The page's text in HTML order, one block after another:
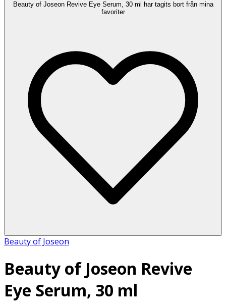
Beauty of Joseon Revive Eye Serum, 30 ml har tagits bort från mina
favoriter
Beauty of Joseon
Beauty of Joseon Revive
Eye Serum, 30 ml